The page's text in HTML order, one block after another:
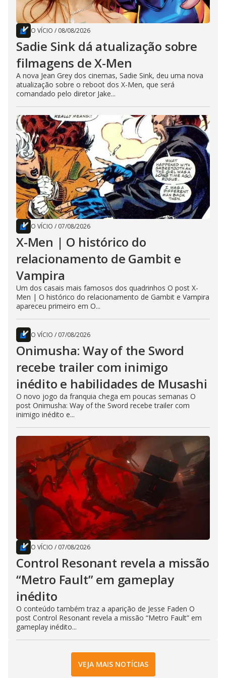
O VÍCIO / 08/08/2026
Sadie Sink dá atualização sobre
filmagens de X-Men
A nova Jean Grey dos cinemas, Sadie Sink, deu uma nova
atualização sobre o reboot dos X-Men, que será
comandado pelo diretor Jake...
O VÍCIO / 07/08/2026
X-Men | O histórico do
relacionamento de Gambit e
Vampira
Um dos casais mais famosos dos quadrinhos O post X-
Men | O histórico do relacionamento de Gambit e Vampira
apareceu primeiro em O...
O VÍCIO / 07/08/2026
Onimusha: Way of the Sword
recebe trailer com inimigo
inédito e habilidades de Musashi
O novo jogo da franquia chega em poucas semanas O
post Onimusha: Way of the Sword recebe trailer com
inimigo inédito e...
O VÍCIO / 07/08/2026
Control Resonant revela a missão
“Metro Fault” em gameplay
inédito
O conteúdo também traz a aparição de Jesse Faden O
post Control Resonant revela a missão “Metro Fault” em
gameplay inédito...
VEJA MAIS NOTÍCIAS